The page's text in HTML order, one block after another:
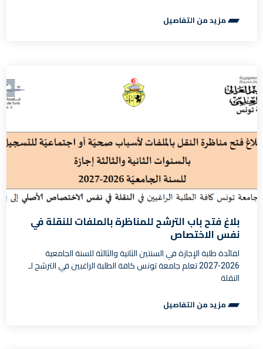
مزيد من التفاصيل
بلاغ فتح باب الترشح للمناظرة بالملفات للنقلة في
نفس الاختصاص
لفائدة طلبة الإجازة في السنتين الثانية والثالثة للسنة الجامعية
2026-2027 تعلم جامعة تونس كافة الطلبة الراغبين في الترشح لـ
النقلة
مزيد من التفاصيل